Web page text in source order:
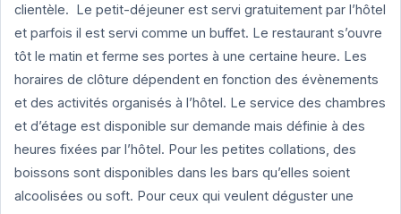
clientèle. Le petit-déjeuner est servi gratuitement par l’hôtel
et parfois il est servi comme un buffet. Le restaurant s’ouvre
tôt le matin et ferme ses portes à une certaine heure. Les
horaires de clôture dépendent en fonction des évènements
et des activités organisés à l’hôtel. Le service des chambres
et d’étage est disponible sur demande mais définie à des
heures fixées par l’hôtel. Pour les petites collations, des
boissons sont disponibles dans les bars qu’elles soient
alcoolisées ou soft. Pour ceux qui veulent déguster une